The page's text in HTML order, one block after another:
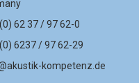
62 37 / 97 62-0
6237 / 97 62-29
kompetenz.de